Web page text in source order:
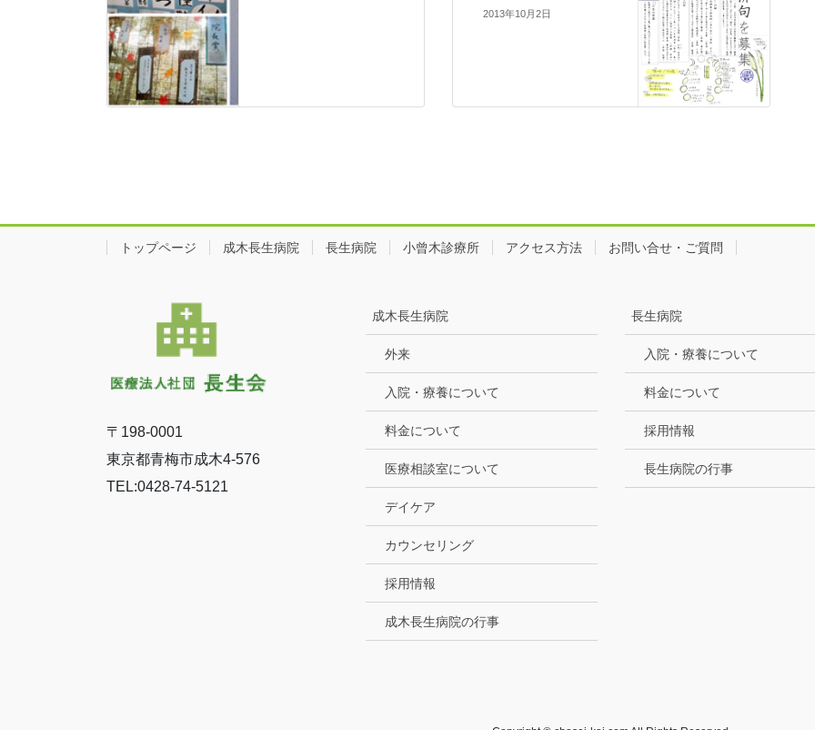
2013年10月2日
トップページ 成木長生病院 長生病院 小曾木診療所 アクセス方法 お問い合せ・ご質問
〒198-0001
東京都青梅市成木4-576
TEL:0428-74-5121
成木長生病院
外来
入院・療養について
料金について
医療相談室について
デイケア
カウンセリング
採用情報
成木長生病院の行事
長生病院
入院・療養について
料金について
採用情報
長生病院の行事